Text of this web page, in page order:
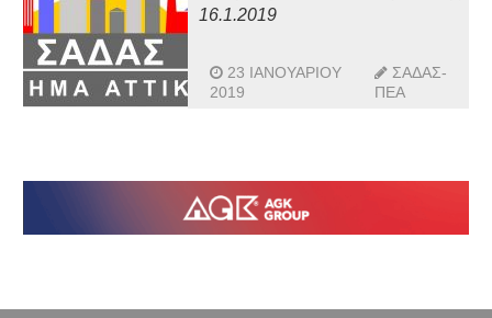
16.1.2019
23 ΙΑΝΟΥΑΡΊΟΥ
2019
ΣΑΔΑΣ-
ΠΕΑ